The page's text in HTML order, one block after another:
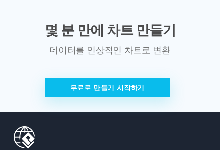
몇 분 만에 차트 만들기
데이터를 인상적인 차트로 변환
무료로 만들기 시작하기